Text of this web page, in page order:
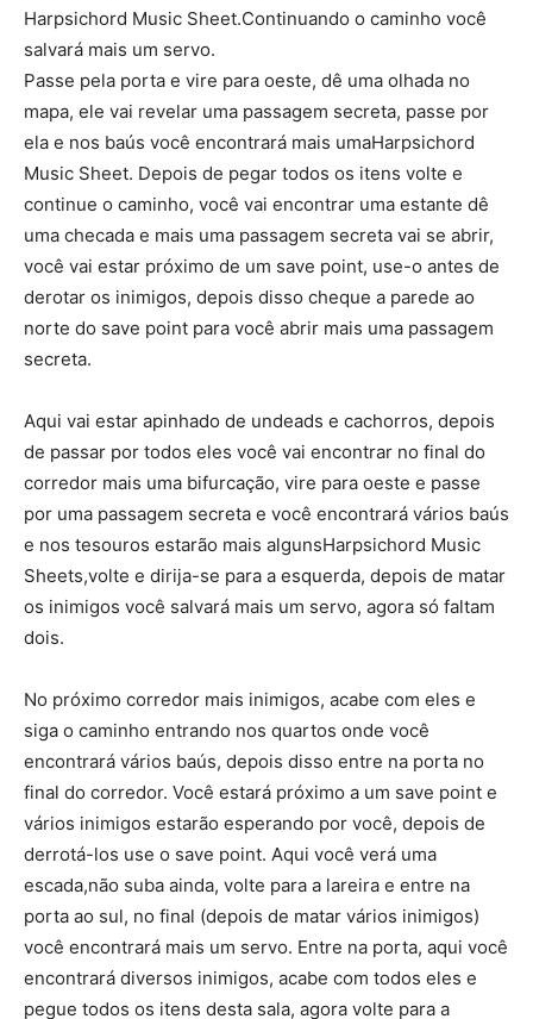
Harpsichord Music Sheet.Continuando o caminho você
salvará mais um servo.
Passe pela porta e vire para oeste, dê uma olhada no
mapa, ele vai revelar uma passagem secreta, passe por
ela e nos baús você encontrará mais umaHarpsichord
Music Sheet. Depois de pegar todos os itens volte e
continue o caminho, você vai encontrar uma estante dê
uma checada e mais uma passagem secreta vai se abrir,
você vai estar próximo de um save point, use-o antes de
derotar os inimigos, depois disso cheque a parede ao
norte do save point para você abrir mais uma passagem
secreta.
Aqui vai estar apinhado de undeads e cachorros, depois
de passar por todos eles você vai encontrar no final do
corredor mais uma bifurcação, vire para oeste e passe
por uma passagem secreta e você encontrará vários baús
e nos tesouros estarão mais algunsHarpsichord Music
Sheets,volte e dirija-se para a esquerda, depois de matar
os inimigos você salvará mais um servo, agora só faltam
dois.
No próximo corredor mais inimigos, acabe com eles e
siga o caminho entrando nos quartos onde você
encontrará vários baús, depois disso entre na porta no
final do corredor. Você estará próximo a um save point e
vários inimigos estarão esperando por você, depois de
derrotá-los use o save point. Aqui você verá uma
escada,não suba ainda, volte para a lareira e entre na
porta ao sul, no final (depois de matar vários inimigos)
você encontrará mais um servo. Entre na porta, aqui você
encontrará diversos inimigos, acabe com todos eles e
pegue todos os itens desta sala, agora volte para a